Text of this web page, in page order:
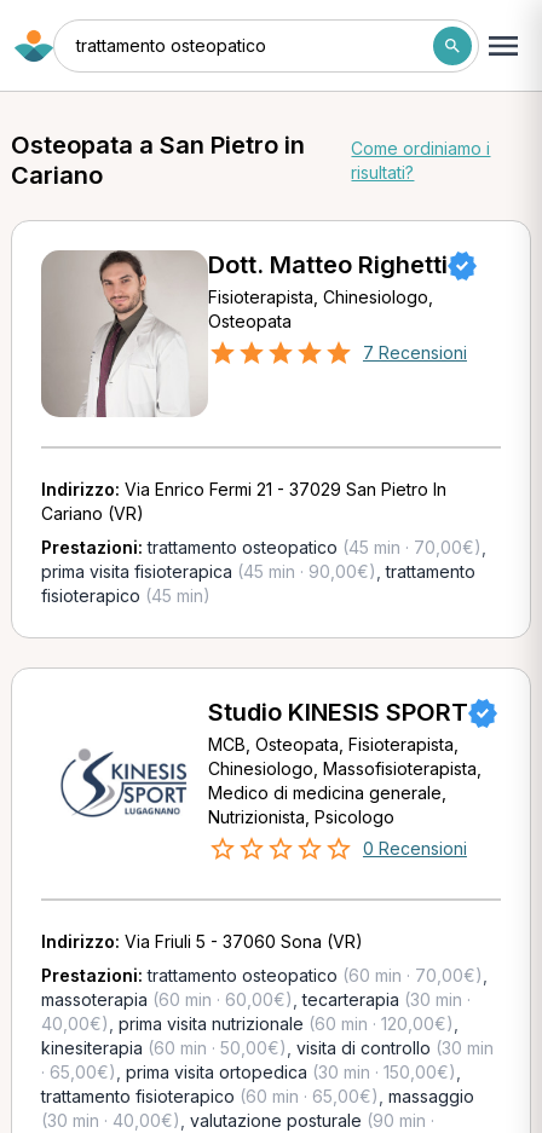
trattamento osteopatico
Osteopata a San Pietro in
Cariano
Come ordiniamo i
risultati?
Dott. Matteo Righetti
Fisioterapista, Chinesiologo,
Osteopata
7 Recensioni
Indirizzo: Via Enrico Fermi 21 - 37029 San Pietro In
Cariano (VR)
Prestazioni:trattamento osteopatico (45 min · 70,00€)
prima visita fisioterapica (45 min · 90,00€) ,trattamento
fisioterapico (45 min)
Studio KINESIS SPORT
MCB, Osteopata, Fisioterapista,
Chinesiologo, Massofisioterapista,
Medico di medicina generale,
Nutrizionista, Psicologo
0 Recensioni
Indirizzo: Via Friuli 5 - 37060 Sona (VR)
Prestazioni:trattamento osteopatico (60 min · 70,00€)
massoterapia (60 min · 60,00€) ,tecarterapia (30 min ·
40,00€) prima visita nutrizionale (60 min · 120,00€)
kinesiterapia (60 min · 50,00€) visita di controllo (30 min
· 65,00€) prima visita ortopedica (30 min · 150,00€)
trattamento fisioterapico (60 min · 65,00€) massaggio
(30 min · 40,00€) valutazione posturale (90 min ·